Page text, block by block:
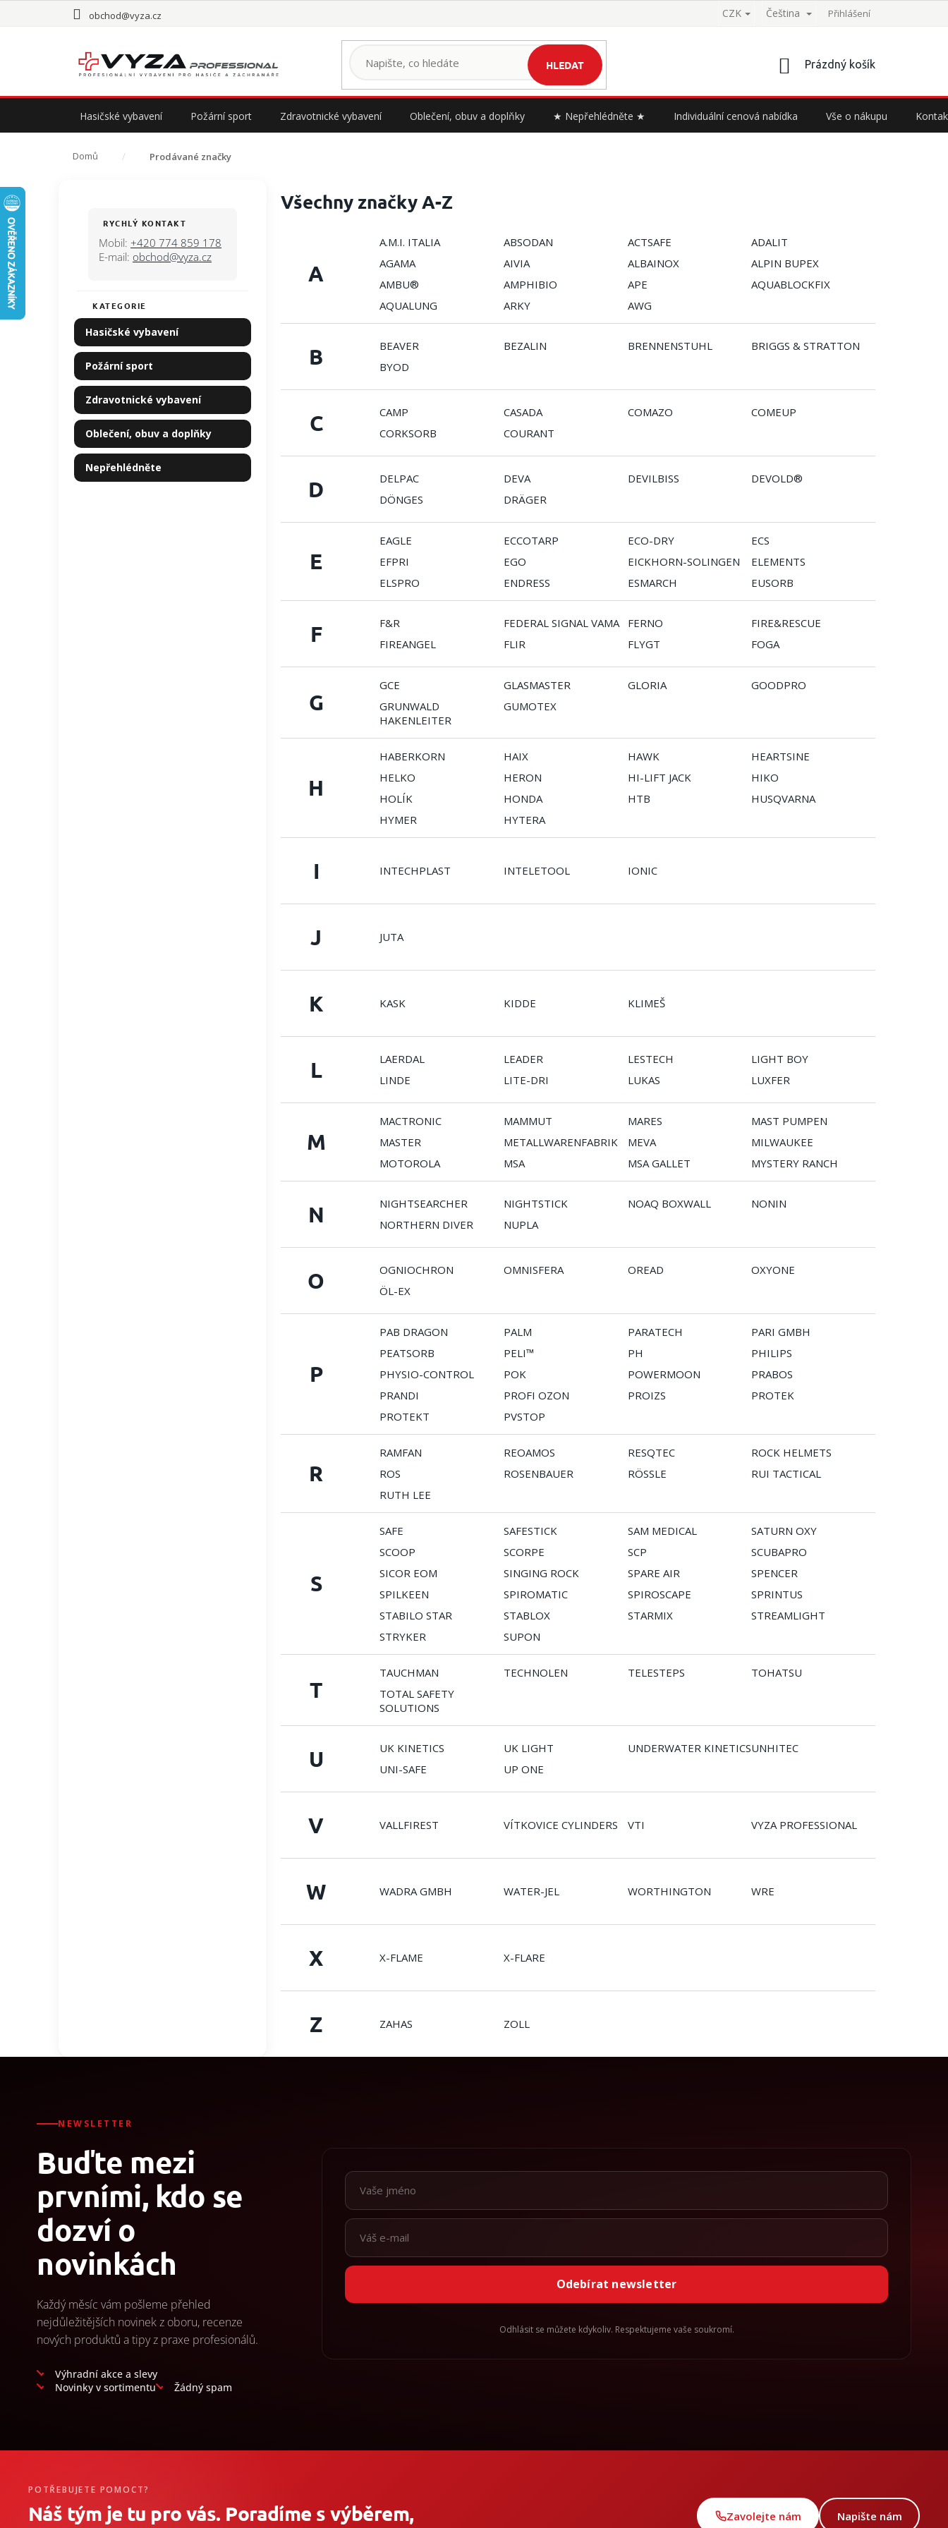
obchod@vyza.cz CZK Čeština Přihlášení
HLEDAT
NÁKUPNÍ
Prázdný košík
Hasičské vybavení Požární sport Zdravotnické vybavení Oblečení, obuv a doplňky ★ Nepřehlédněte ★ Individuální cenová nabídka Vše o nákupu
Domů Prodávané značky
RYCHLÝ KONTAKT
Mobil: +420 774 859 178
E-mail: obchod@vyza.cz
Přeskočit
kategorie
KATEGORIE
Hasičské vybavení
Požární sport
Zdravotnické vybavení
Oblečení, obuv a doplňky
Nepřehlédněte
Všechny značky A-Z
A
A.M.I. ITALIA ABSODAN ACTSAFE
ADALIT
AGAMA
AIVIA ALBAINOX
ALPIN BUPEX
AMBU®
AMPHIBIO APE
AQUABLOCKFIX
AQUALUNG
ARKY AWG
B BEAVER BEZALIN BRENNENSTUHL
BRIGGS & STRATTON
BYOD
C CAMP CASADA COMAZO
COMEUP
CORKSORB
COURANT
D DELPAC DEVA DEVILBISS
DEVOLD®
DÖNGES
DRÄGER
E
EAGLE ECCOTARP ECO-DRY
ECS
EFPRI
EGO EICKHORN-SOLINGEN
ELEMENTS
ELSPRO
ENDRESS ESMARCH EUSORB
F F&R FEDERAL SIGNAL VAMA FERNO
FIRE&RESCUE
FIREANGEL
FLIR FLYGT FOGA
G
GCE GLASMASTER GLORIA
GOODPRO
GRUNWALD
HAKENLEITER
GUMOTEX
H
HABERKORN HAIX HAWK
HEARTSINE
HELKO
HERON HI-LIFT JACK
HIKO
HOLÍK
HONDA HTB
HUSQVARNA
HYMER
HYTERA
I INTECHPLAST INTELETOOL IONIC
J JUTA
K KASK KIDDE KLIMEŠ
L LAERDAL LEADER LESTECH
LIGHT BOY
LINDE
LITE-DRI LUKAS LUXFER
M
MACTRONIC MAMMUT MARES
MAST PUMPEN
MASTER
METALLWARENFABRIK MEVA
MILWAUKEE
MOTOROLA
MSA MSA GALLET MYSTERY RANCH
N NIGHTSEARCHER NIGHTSTICK NOAQ BOXWALL
NONIN
NORTHERN DIVER
NUPLA
O OGNIOCHRON OMNISFERA OREAD
OXYONE
ÖL-EX
P
PAB DRAGON PALM PARATECH
PARI GMBH
PEATSORB
PELI™ PH
PHILIPS
PHYSIO-CONTROL
POK POWERMOON
PRABOS
PRANDI
PROFI OZON PROIZS
PROTEK
PROTEKT
PVSTOP
R
RAMFAN REOAMOS RESQTEC
ROCK HELMETS
ROS
ROSENBAUER RÖSSLE
RUI TACTICAL
RUTH LEE
S
SAFE SAFESTICK SAM MEDICAL
SATURN OXY
SCOOP
SCORPE SCP
SCUBAPRO
SICOR EOM
SINGING ROCK SPARE AIR
SPENCER
SPILKEEN
SPIROMATIC SPIROSCAPE
SPRINTUS
STABILO STAR
STABLOX STARMIX
STREAMLIGHT
STRYKER
SUPON
T
TAUCHMAN TECHNOLEN TELESTEPS
TOHATSU
TOTAL SAFETY
SOLUTIONS
U UK KINETICS UK LIGHT UNDERWATER KINETICSUNHITEC
UNI-SAFE
UP ONE
V VALLFIREST VÍTKOVICE CYLINDERS VTI VYZA PROFESSIONAL
W WADRA GMBH WATER-JEL WORTHINGTON WRE
X X-FLAME X-FLARE
Z ZAHAS ZOLL
NEWSLETTER
Buďte mezi
prvními, kdo se
dozví o
novinkách
Každý měsíc vám pošleme přehled
nejdůležitějších novinek z oboru, recenze
nových produktů a tipy z praxe profesionálů.
Výhradní akce a slevy
Novinky v sortimentu
Žádný spam
Odebírat newsletter
Odhlásit se můžete kdykoliv. Respektujeme vaše soukromí.
POTŘEBUJETE POMOCT?
Náš tým je tu pro vás. Poradíme s výběrem,
Zavolejte nám Napište nám